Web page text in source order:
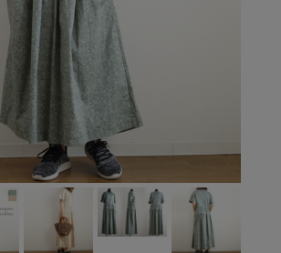
lelill
Liyoca
MANON
MARECHAL
TERRE
MidiUmi